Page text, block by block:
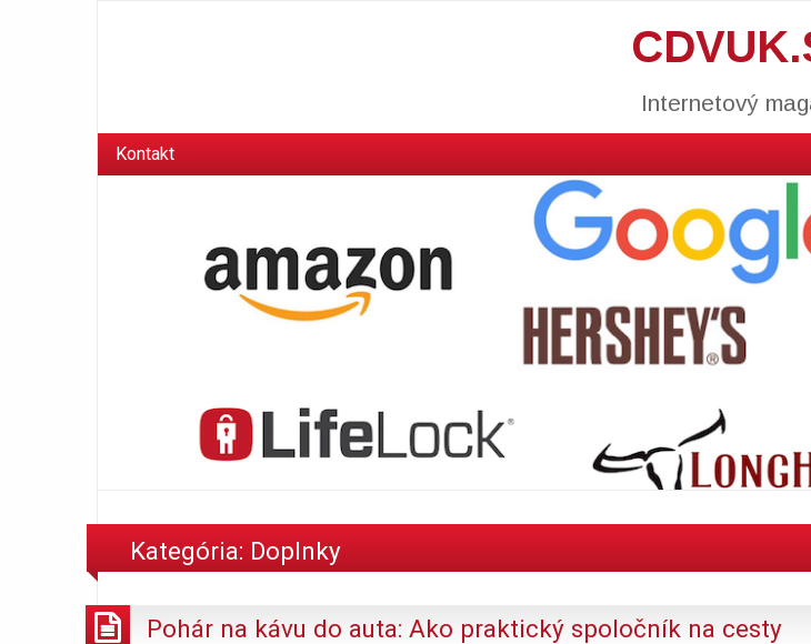
Internetový
Kontakt
Kategória: Doplnky
Pohár na kávu do auta: Ako praktický spoločník na cesty